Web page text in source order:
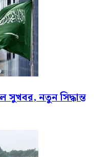
সুখবর, নতুন সিদ্ধান্ত